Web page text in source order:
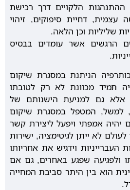
הלקויים דרך רכישת
עצמית, דחיית סיפוקים, זיהוי
שליליות וכן הלאה.
הרגשים אשר עומדים בבסיס
הניתנת במסגרת שיקום
תמיד מכוונת לא רק לטובתו
אלא גם למניעת הישנותם של
למשל, המטפל במסגרת שיקום
יהיה אמפתי ויפעל ליצירת קשר
לעולם לא ייתן לגיטימציה, ישירות
העברייניות וידגיש את אחריותו
ולפגיעה שפגע באחרים, גם אם
הוא בין היתר סביבת המחייה